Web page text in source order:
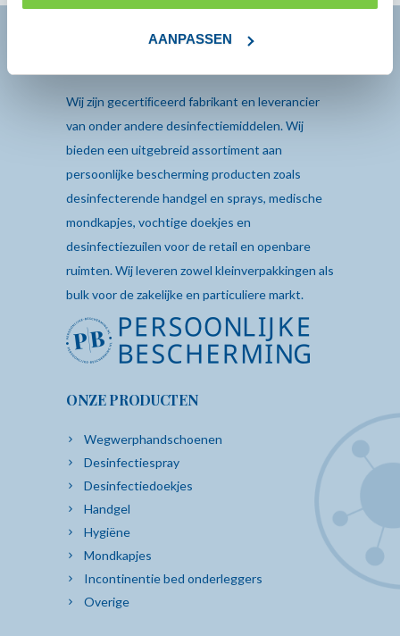
AANPASSEN
Wij zijn gecertiﬁceerd fabrikant en leverancier
van onder andere desinfectiemiddelen. Wij
bieden een uitgebreid assortiment aan
persoonlijke bescherming producten zoals
desinfecterendehandgel en sprays, medische
mondkapjes, vochtige doekjes en
desinfectiezuilen voor de retail en openbare
ruimten. Wij leveren zowel kleinverpakkingen als
bulk voor de zakelijke en particuliere markt.
ONZE PRODUCTEN
Wegwerphandschoenen
Desinfectiespray
Desinfectiedoekjes
Handgel
Hygiëne
Mondkapjes
Incontinentie bed onderleggers
Overige